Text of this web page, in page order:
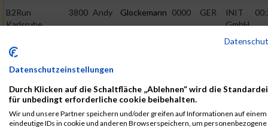
B2Run
Karlsruhe
männlich
3800 Andy Glockemann 0000 GER
INIT
GmbH
B2Run
Teamwertung
männlich
3800 Andy
B2Run
3800 Andy Glockemann 0000 GER
INIT
Datenschutzeinstellungen
Durch Klicken auf die Schaltfläche „Ablehnen“ wird die
für unbedingt erforderliche cookie beibehalten.
Wir und unsere Partner speichern und/oder greifen auf Informationen auf einem
eindeutige IDs in cookie und anderen Browserspeichern, um personenbezogene